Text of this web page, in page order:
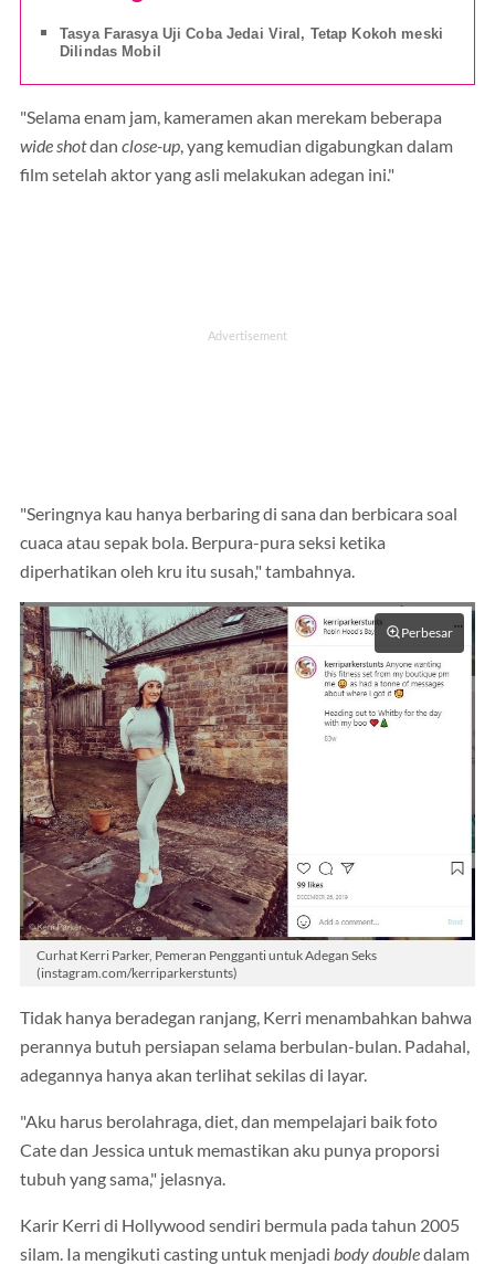
Tasya Farasya Uji Coba Jedai Viral, Tetap Kokoh meski
Dilindas Mobil
"Selama enam jam, kameramen akan merekam beberapa
wide shotdan close-up , yang kemudian digabungkan dalam
film setelah aktor yang asli melakukan adegan ini."
"Seringnya kau hanya berbaring di sana dan berbicara soal
cuaca atau sepak bola. Berpura-pura seksi ketika
diperhatikan oleh kru itu susah," tambahnya.
Perbesar
Curhat Kerri Parker, Pemeran Pengganti untuk Adegan Seks
(instagram.com/kerriparkerstunts)
Tidak hanya beradegan ranjang, Kerri menambahkan bahwa
perannya butuh persiapan selama berbulan-bulan. Padahal,
adegannya hanya akan terlihat sekilas di layar.
"Aku harus berolahraga, diet, dan mempelajari baik foto
Cate dan Jessica untuk memastikan aku punya proporsi
tubuh yang sama," jelasnya.
Karir Kerri di Hollywood sendiri bermula pada tahun 2005
silam. Ia mengikuti casting untuk menjadi body doubledalam